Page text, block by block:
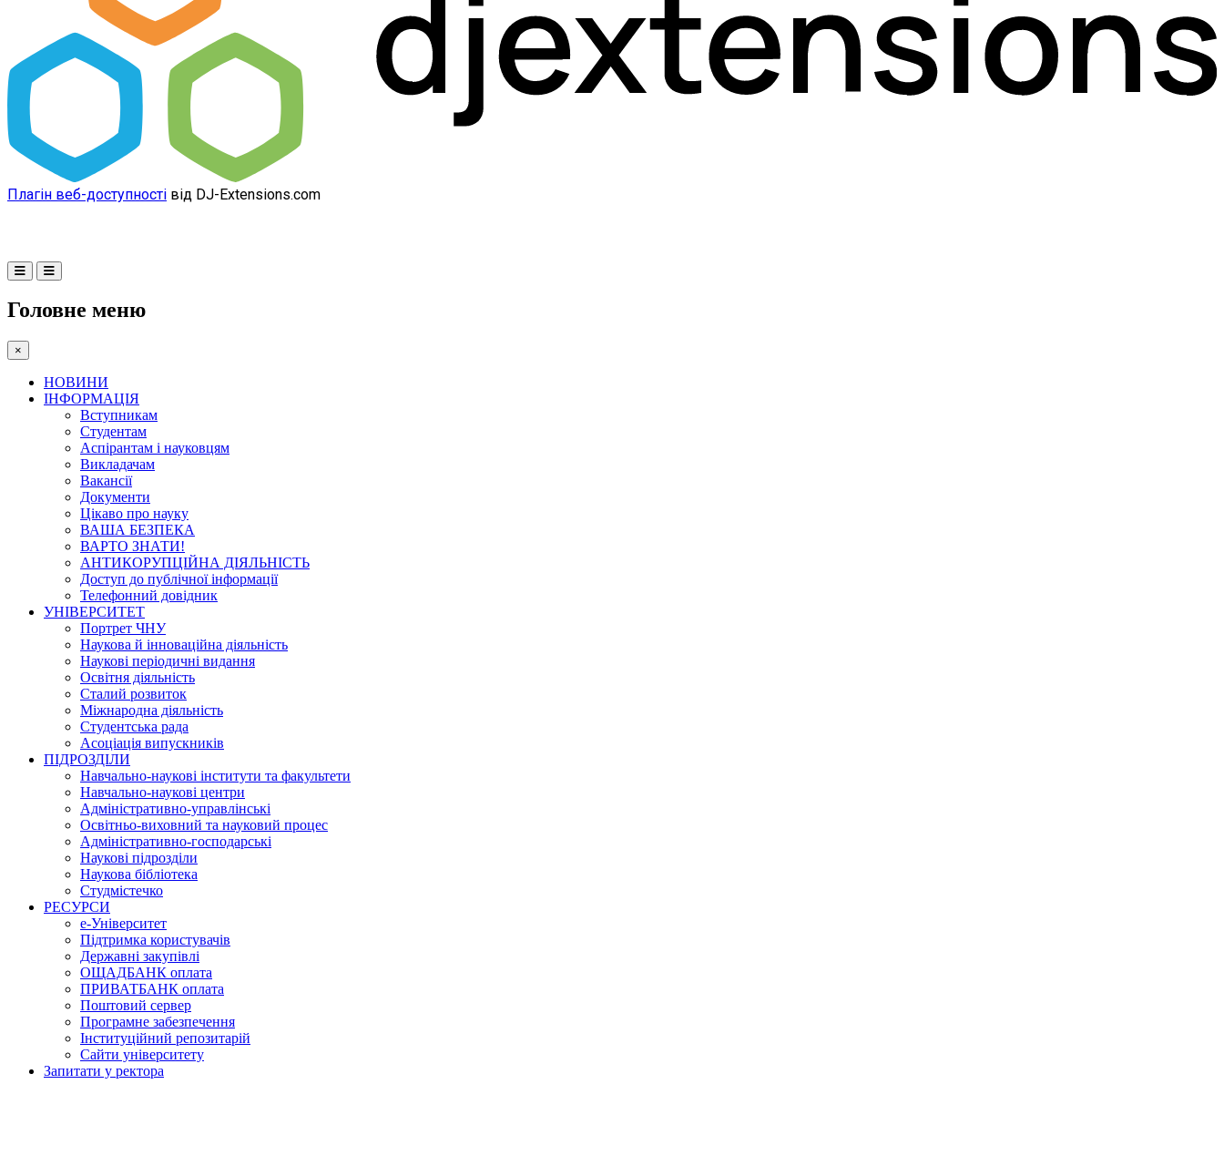
Плагін веб-доступності від DJ-Extensions.com
Головне меню
×
НОВИНИ
ІНФОРМАЦІЯ
Вступникам
Студентам
Аспірантам і науковцям
Викладачам
Вакансії
Документи
Цікаво про науку
ВАША БЕЗПЕКА
ВАРТО ЗНАТИ!
АНТИКОРУПЦІЙНА ДІЯЛЬНІСТЬ
Доступ до публічної інформації
Телефонний довідник
УНІВЕРСИТЕТ
Портрет ЧНУ
Наукова й інноваційна діяльність
Наукові періодичні видання
Освітня діяльність
Сталий розвиток
Міжнародна діяльність
Студентська рада
Асоціація випускників
ПІДРОЗДІЛИ
Навчально-наукові інститути та факультети
Навчально-наукові центри
Адміністративно-управлінські
Освітньо-виховний та науковий процес
Адміністративно-господарські
Наукові підрозділи
Наукова бібліотека
Студмістечко
РЕСУРСИ
е-Університет
Підтримка користувачів
Державні закупівлі
ОЩАДБАНК оплата
ПРИВАТБАНК оплата
Поштовий сервер
Програмне забезпечення
Інституційний репозитарій
Сайти університету
Запитати у ректора